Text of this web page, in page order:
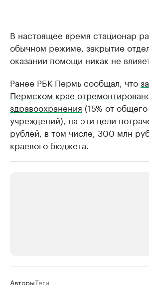
В настоящее время стационар
обычном режиме, закрытие
оказании помощи никак не
Ранее РБК Пермь сообщал, что
Пермском крае
здравоохранения (15% от
учреждений), на эти цели
рублей, в том числе, 300 млн
краевого бюджета.
АвторыТеги